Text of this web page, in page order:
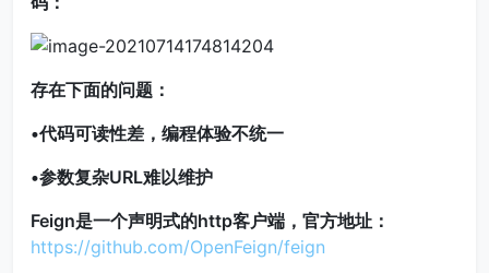
存在下面的问题：
•代码可读性差，编程体验不统一
•参数复杂URL难以维护
Feign是一个声明式的http客户端，官方地址：
https://github.com/OpenFeign/feign